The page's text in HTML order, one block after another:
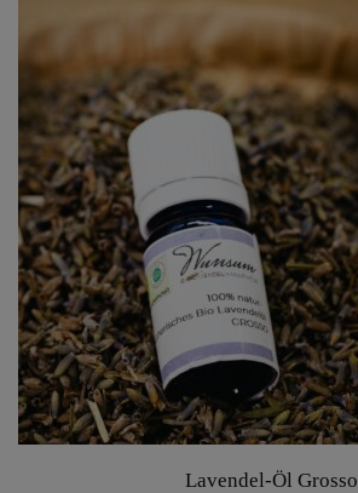
Lavendel-Öl Grosso